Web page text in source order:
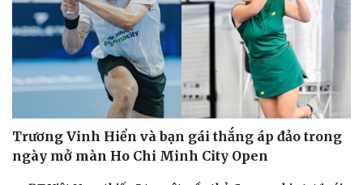
Trương Vinh Hiển và bạn gái thắng áp đảo trong
ngày mở màn Ho Chi Minh City Open